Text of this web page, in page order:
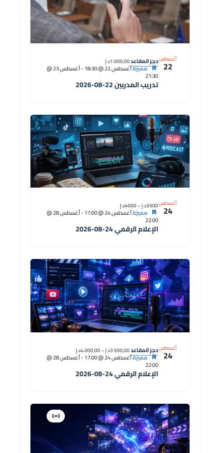
أغسطس
22
تدريب المدربين 22-08-2026
مميزةأغسطس 22 @ 18:30 - أغسطس 23 @
21:30
حجز المقاعد1.000,00د.إ
أغسطس
24
الإعلام الرقمي 24-08-2026
مميزةأغسطس 24 @ 17:00 - أغسطس 28 @
22:00
3500د.إ – 4000د.إ
أغسطس
24
الإعلام الرقمي 24-08-2026
مميزةأغسطس 24 @ 17:00 - أغسطس 28 @
22:00
حجز المقاعد3.500,00د.إ – 4.000,00د.إ
افتراضية